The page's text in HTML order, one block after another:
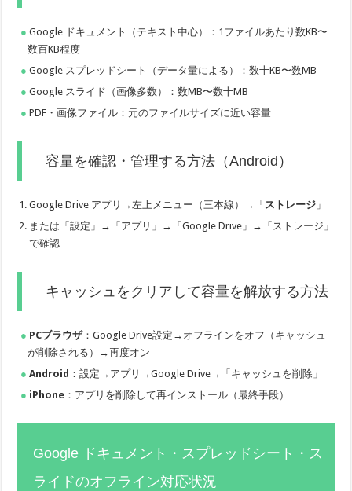
Google ドキュメント（テキスト中心）：1ファイルあたり数KB〜
数百KB程度
Google スプレッドシート（データ量による）：数十KB〜数MB
Google スライド（画像多数）：数MB〜数十MB
PDF・画像ファイル：元のファイルサイズに近い容量
容量を確認・管理する方法（Android）
Google Drive アプリ→左上メニュー（三本線）→「 ストレージ 」
または「設定」→「アプリ」→「Google Drive」→「ストレージ」
で確認
キャッシュをクリアして容量を解放する方法
PCブラウザ：Google Drive設定→オフラインをオフ（キャッシュ
が削除される）→再度オン
Android ：設定→アプリ→Google Drive→「キャッシュを削除」
iPhone ：アプリを削除して再インストール（最終手段）
Google ドキュメント・スプレッドシート・ス
ライドのオフライン対応状況